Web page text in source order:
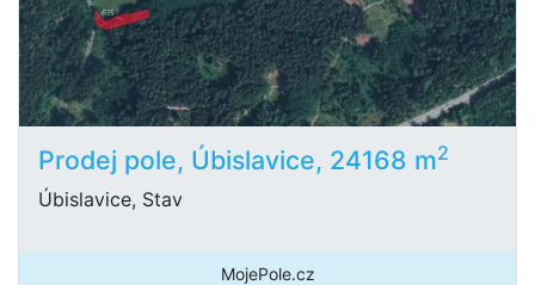
Prodej pole, Úbislavice, 24168 m2
Úbislavice, Stav
MojePole.cz